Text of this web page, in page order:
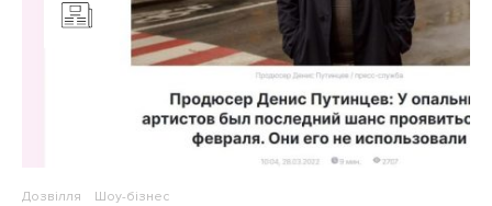
Дозвілля Шоу-бізнес